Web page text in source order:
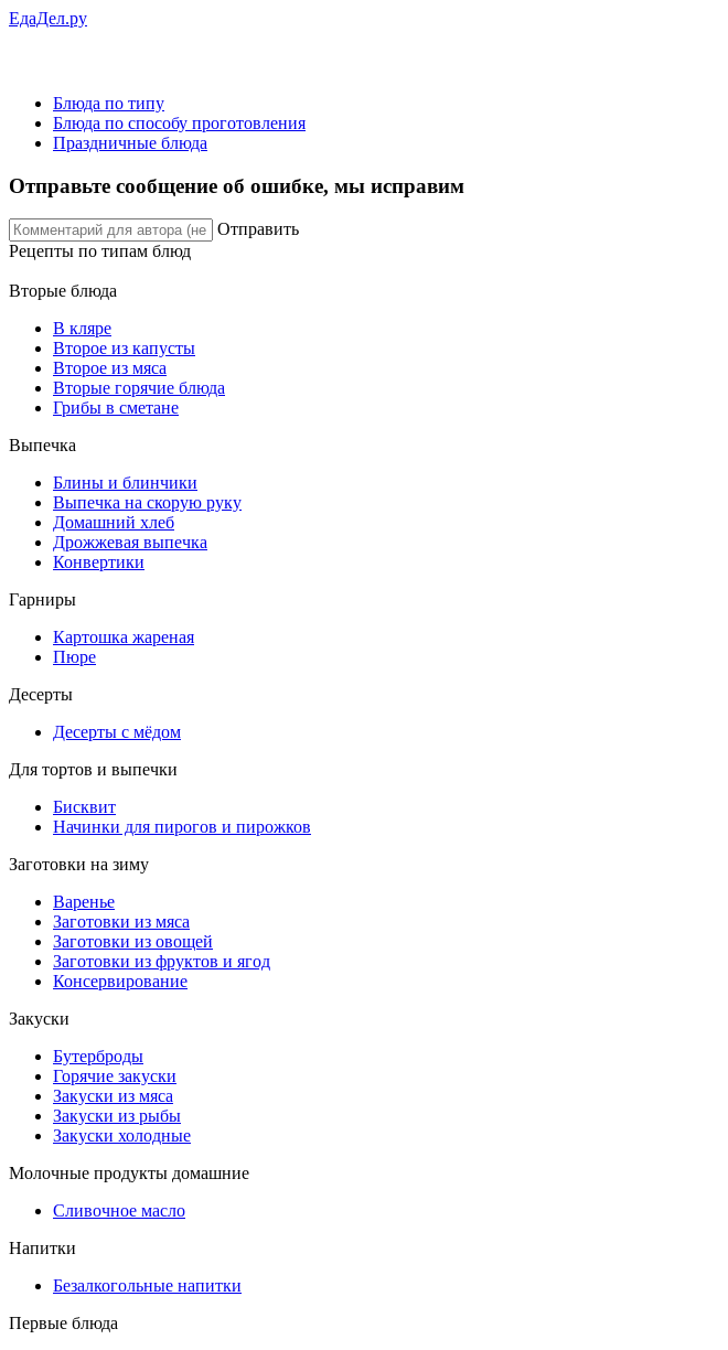
ЕдаДел.ру
Блюда по типу
Блюда по способу проготовления
Праздничные блюда
Отправьте сообщение об ошибке, мы исправим
Отправить
Рецепты по типам блюд
Вторые блюда
В кляре
Второе из капусты
Второе из мяса
Вторые горячие блюда
Грибы в сметане
Выпечка
Блины и блинчики
Выпечка на скорую руку
Домашний хлеб
Дрожжевая выпечка
Конвертики
Гарниры
Картошка жареная
Пюре
Десерты
Десерты с мёдом
Для тортов и выпечки
Бисквит
Начинки для пирогов и пирожков
Заготовки на зиму
Варенье
Заготовки из мяса
Заготовки из овощей
Заготовки из фруктов и ягод
Консервирование
Закуски
Бутерброды
Горячие закуски
Закуски из мяса
Закуски из рыбы
Закуски холодные
Молочные продукты домашние
Сливочное масло
Напитки
Безалкогольные напитки
Первые блюда